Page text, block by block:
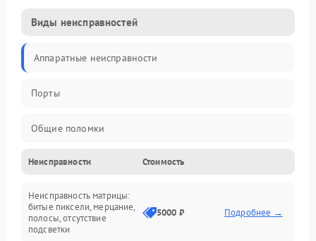
Виды неисправностей
Аппаратные неисправности
Порты
Общие поломки
Устройства
Программные ошибки
Электрические и системные сбои
Неисправности Стоимость
Неисправность матрицы:
битые пиксели, мерцание,
полосы, отсутствие
подсветки
5000 ₽ Подробнее →